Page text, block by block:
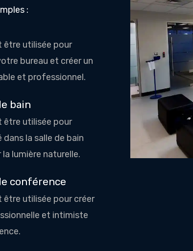
:
être utilisée pour
bureau et créer un
et professionnel.
bain
être utilisée pour
la salle de bain
lumière naturelle.
conférence
être utilisée pour créer
et intimiste